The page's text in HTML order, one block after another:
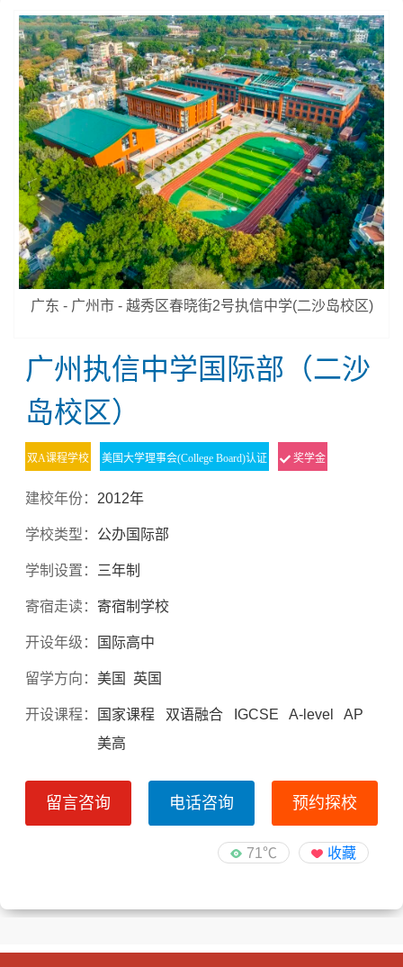
广东 - 广州市 - 越秀区春晓街2号执信中学(二沙岛校区)
广州执信中学国际部（二沙
岛校区）
双A课程学校 美国大学理事会(College Board)认证 奖学金
建校年份： 2012年
学校类型： 公办国际部
学制设置： 三年制
寄宿走读： 寄宿制学校
开设年级： 国际高中
留学方向： 美国 英国
开设课程：
国家课程 双语融合 IGCSE A-level AP
美高
留言咨询 电话咨询 预约探校
71℃ 收藏